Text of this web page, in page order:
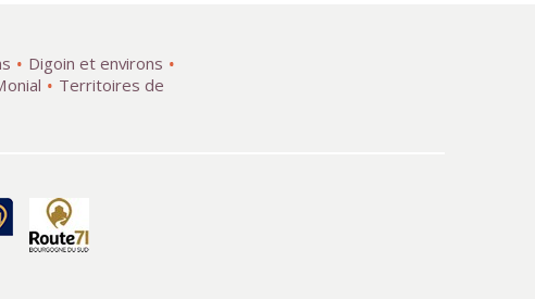
Digoin et environs
Territoires de